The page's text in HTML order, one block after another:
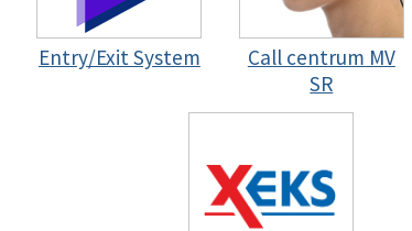
Entry/Exit System
Call centrum MV
SR